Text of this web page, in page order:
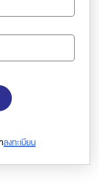
ลงทะเบียน